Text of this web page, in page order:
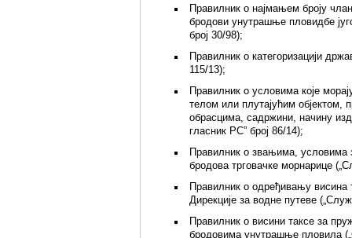
Правилник о најмањем броју
бродови унутрашње пловидбе
број 30/98);
Правилник о категоризацији
115/13);
Правилник о условима које
телом или плутајућим објектом,
обрасцима, садржини, начину
гласник РС” број 86/14);
Правилник о звањима,
бродова трговачке морнарице
Правилник о одређивању
Дирекције за водне путеве
Правилник о висини таксе за
бродовима унутрашње пловила